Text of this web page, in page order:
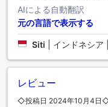
AIによる自動翻訳
元の言語で表示する
Siti インドネシア
レビュー
◇投稿日 2024年10月4日